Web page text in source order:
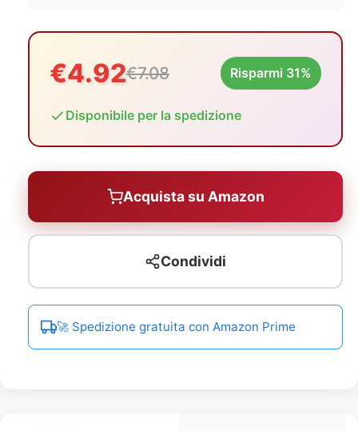
€4.92€7.08 Risparmi 31%
Disponibile per la spedizione
Acquista su Amazon
Condividi
🚀 Spedizione gratuita con Amazon Prime